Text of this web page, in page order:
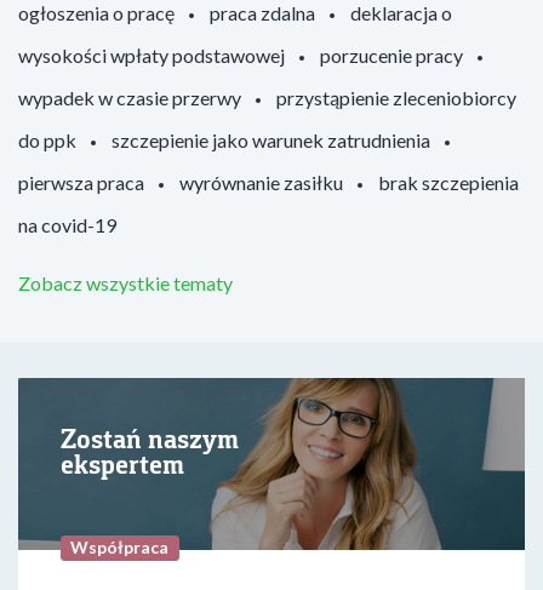
ogłoszenia o pracę
praca zdalna
deklaracja o
wysokości wpłaty podstawowej
porzucenie pracy
wypadek w czasie przerwy
przystąpienie zleceniobiorcy
do ppk
szczepienie jako warunek zatrudnienia
pierwsza praca
wyrównanie zasiłku
brak szczepienia
na covid-19
Zobacz wszystkie tematy
Zostań naszym
ekspertem
Współpraca